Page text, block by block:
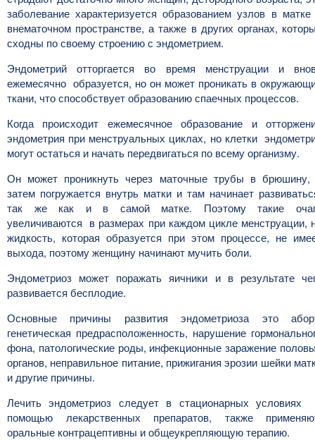
заболевание характеризуется образованием узлов в
внематочном пространстве, а также в других органах,
сходны по своему строению с эндометрием.
Эндометрий отторгается во время менструации и
ежемесячно образуется, но он может проникать в
ткани, что способствует образованию спаечных процессов.
Когда происходит ежемесячное образование и
эндометрия при менструальных циклах, но клетки
могут остаться и начать передвигаться по всему организму.
Он может проникнуть через маточные трубы в брюшину,
затем погружается внутрь матки и там начинает
так же как и в самой матке. Поэтому такие
увеличиваются в размерах при каждом цикле менструации,
жидкость, которая образуется при этом процессе, не
выхода, поэтому женщину начинают мучить боли.
Эндометриоз может поражать яичники и в результате
развивается бесплодие.
Основные причины развития эндометриоза это
генетическая предрасположенность, нарушение
фона, патологические роды, инфекционные заражение
органов, неправильное питание, прижигания эрозии шейки
и другие причины.
Лечить эндометриоз следует в стационарных условиях
помощью лекарственных препаратов, также
оральные контрацептивны и общеукрепляющую терапию.